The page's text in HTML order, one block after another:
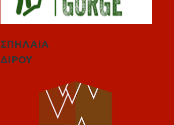
ΣΠΗΛΑΙΑ
ΔΙΡΟΥ